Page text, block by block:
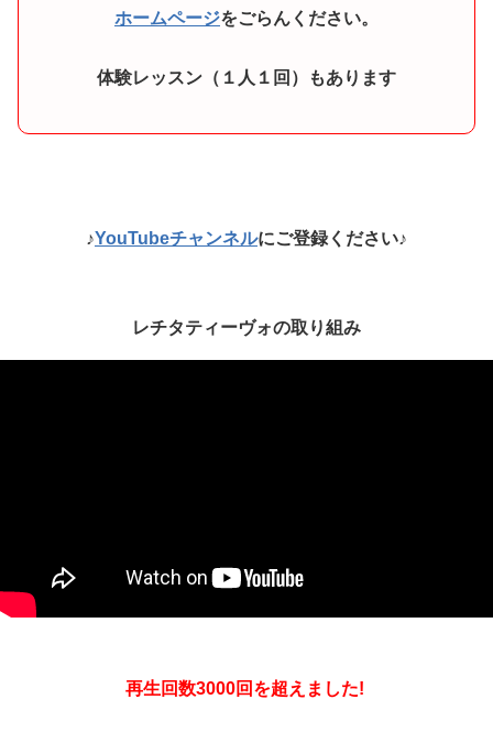
ホームページをごらんください。
体験レッスン（１人１回）もあります
♪YouTubeチャンネルにご登録ください♪
レチタティーヴォの取り組み
再生回数3000回を超えました!